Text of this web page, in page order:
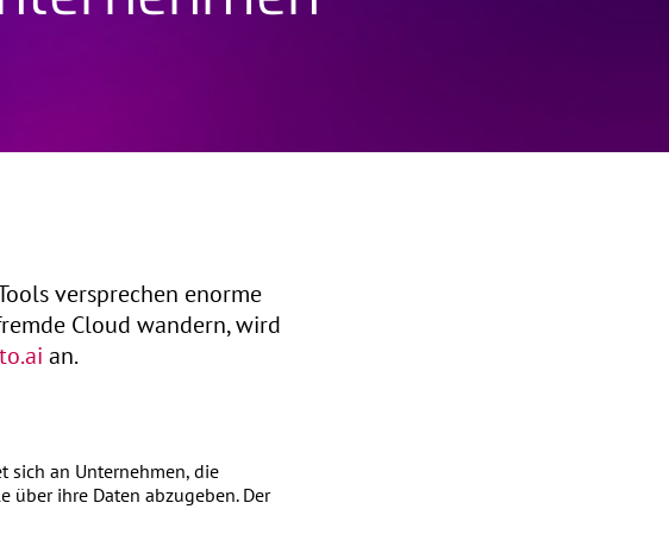
versprechen enorme
Cloud wandern, wird
an.
sich an Unternehmen, die
ihre Daten abzugeben. Der